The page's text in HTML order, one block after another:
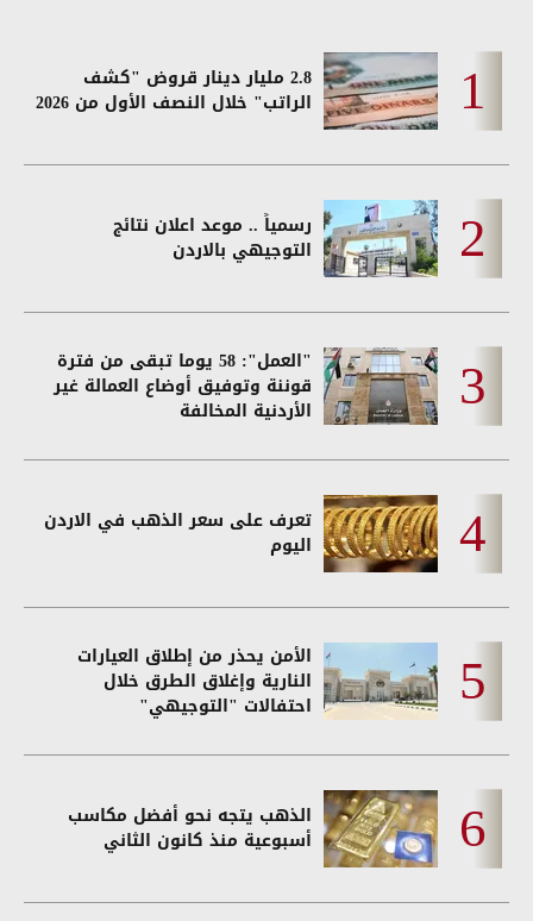
2.8 مليار دينار قروض "كشف
الراتب" خلال النصف الأول من 2026
رسمياً .. موعد اعلان نتائج
التوجيهي بالاردن
"العمل": 58 يوما تبقى من فترة
قوننة وتوفيق أوضاع العمالة غير
الأردنية المخالفة
تعرف على سعر الذهب في الاردن
اليوم
الأمن يحذر من إطلاق العيارات
النارية وإغلاق الطرق خلال
احتفالات "التوجيهي"
الذهب يتجه نحو أفضل مكاسب
أسبوعية منذ كانون الثاني